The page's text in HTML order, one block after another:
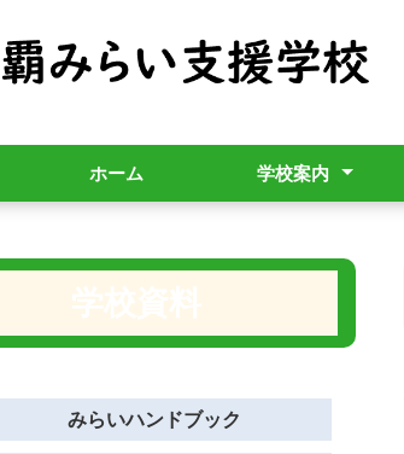
ホーム 学校案内
みらいハンドブック